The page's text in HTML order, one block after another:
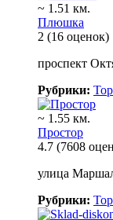
~ 1.51 км.
Плюшка
2 (16 оценок)
проспект
Рубрики:
~ 1.55 км.
Простор
4.7 (7608
улица
Рубрики: